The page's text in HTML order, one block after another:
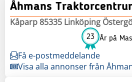
Åhmans
Kåparp 85335 Linköping
23 År på
Få e-postmeddelande
Visa alla annonser från